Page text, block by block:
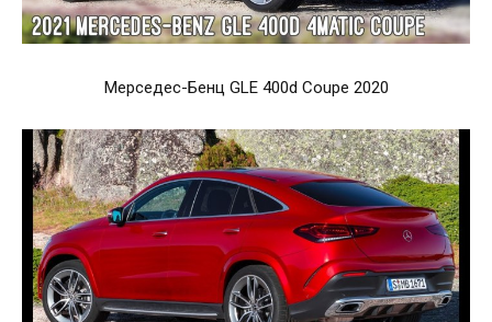
Мерседес-Бенц GLE 400d Coupe 2020